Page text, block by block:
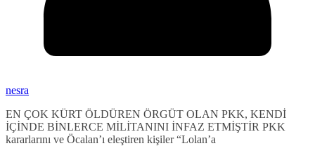
nesra
EN ÇOK KÜRT ÖLDÜREN ÖRGÜT OLAN PKK, KENDİ
İÇİNDE BİNLERCE MİLİTANINI İNFAZ ETMİŞTİR PKK
kararlarını ve Öcalan’ı eleştiren kişiler “Lolan’a